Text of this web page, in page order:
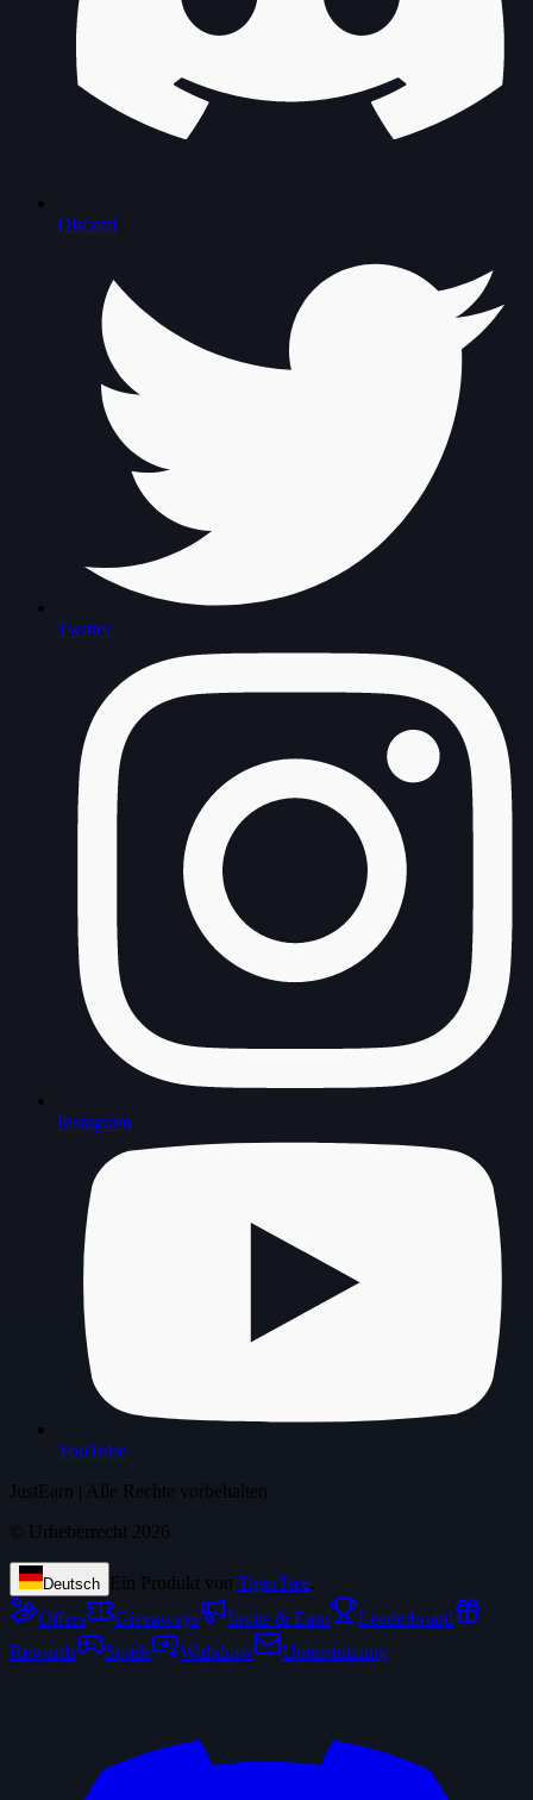
Discord
Twitter
Instagram
YouTube
JustEarn | Alle Rechte vorbehalten
©
Urheberrecht 2026
Deutsch Ein Produkt von TigerTree
Offers
Giveaways Invite & Earn
Leaderboard
Rewards
Spiele Withdraw Unterstützung